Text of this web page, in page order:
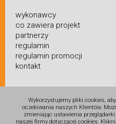
wykonawcy
co zawiera projekt
partnerzy
regulamin
regulamin promocji
kontakt
Wykorzystujemy pliki cookies,
oczekiwania naszych Klientów.
zmieniając ustawienia
naszej firmy dotyczącej cookies.